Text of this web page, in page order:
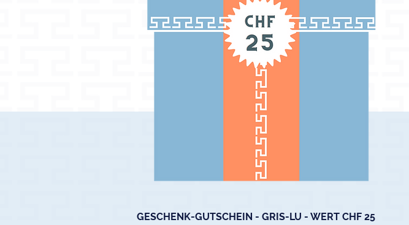
Schnellansicht
GESCHENK-GUTSCHEIN - GRIS-LU - WERT CHF 25